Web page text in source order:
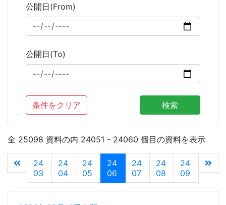
公開日(From)
公開日(To)
条件をクリア 検索
全 25098 資料の内 24051 - 24060 個目の資料を表示
24
03
24
04
24
05
24
06
24
07
24
08
24
09